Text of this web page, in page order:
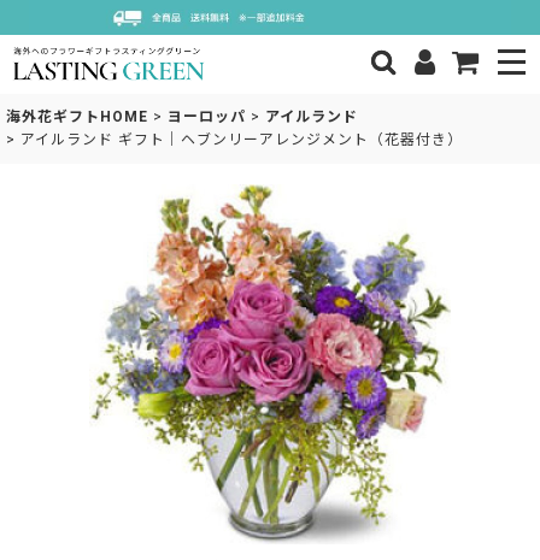
海外花ギフトHOME > ヨーロッパ > アイルランド
> アイルランド ギフト｜ヘブンリーアレンジメント（花器付き）